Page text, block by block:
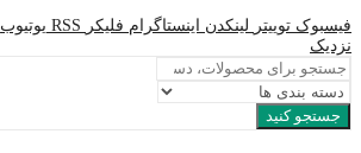
فیسبوک توییتر لینکدن اینستاگرام فلیکر RSS یوتیوب
نزدیک
جستجو کنید